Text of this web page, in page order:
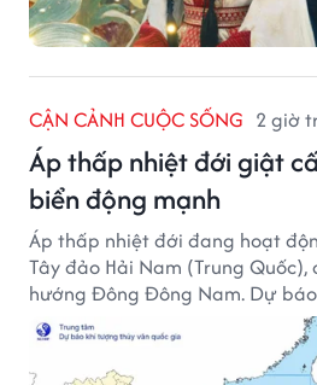
CẬN CẢNH CUỘC SỐNG 2 giờ
Áp thấp nhiệt đới giật
biển động mạnh
Áp thấp nhiệt đới đang hoạt
Tây đảo Hải Nam (Trung
hướng Đông Đông Nam. Dự
thống này suy yếu dần thành